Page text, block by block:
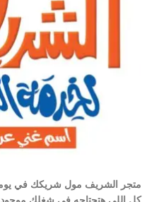
متجر الشريف مول شريكك في